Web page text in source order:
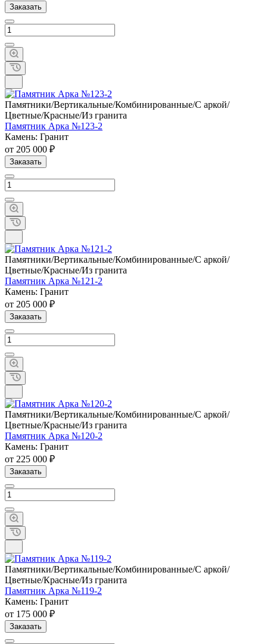
Заказать
Памятники/Вертикальные/Комбинированные/С аркой/
Цветные/Красные/Из гранита
Памятник Арка №123-2
Камень: Гранит
от 205 000 ₽
Заказать
Памятники/Вертикальные/Комбинированные/С аркой/
Цветные/Красные/Из гранита
Памятник Арка №121-2
Камень: Гранит
от 205 000 ₽
Заказать
Памятники/Вертикальные/Комбинированные/С аркой/
Цветные/Красные/Из гранита
Памятник Арка №120-2
Камень: Гранит
от 225 000 ₽
Заказать
Памятники/Вертикальные/Комбинированные/С аркой/
Цветные/Красные/Из гранита
Памятник Арка №119-2
Камень: Гранит
от 175 000 ₽
Заказать